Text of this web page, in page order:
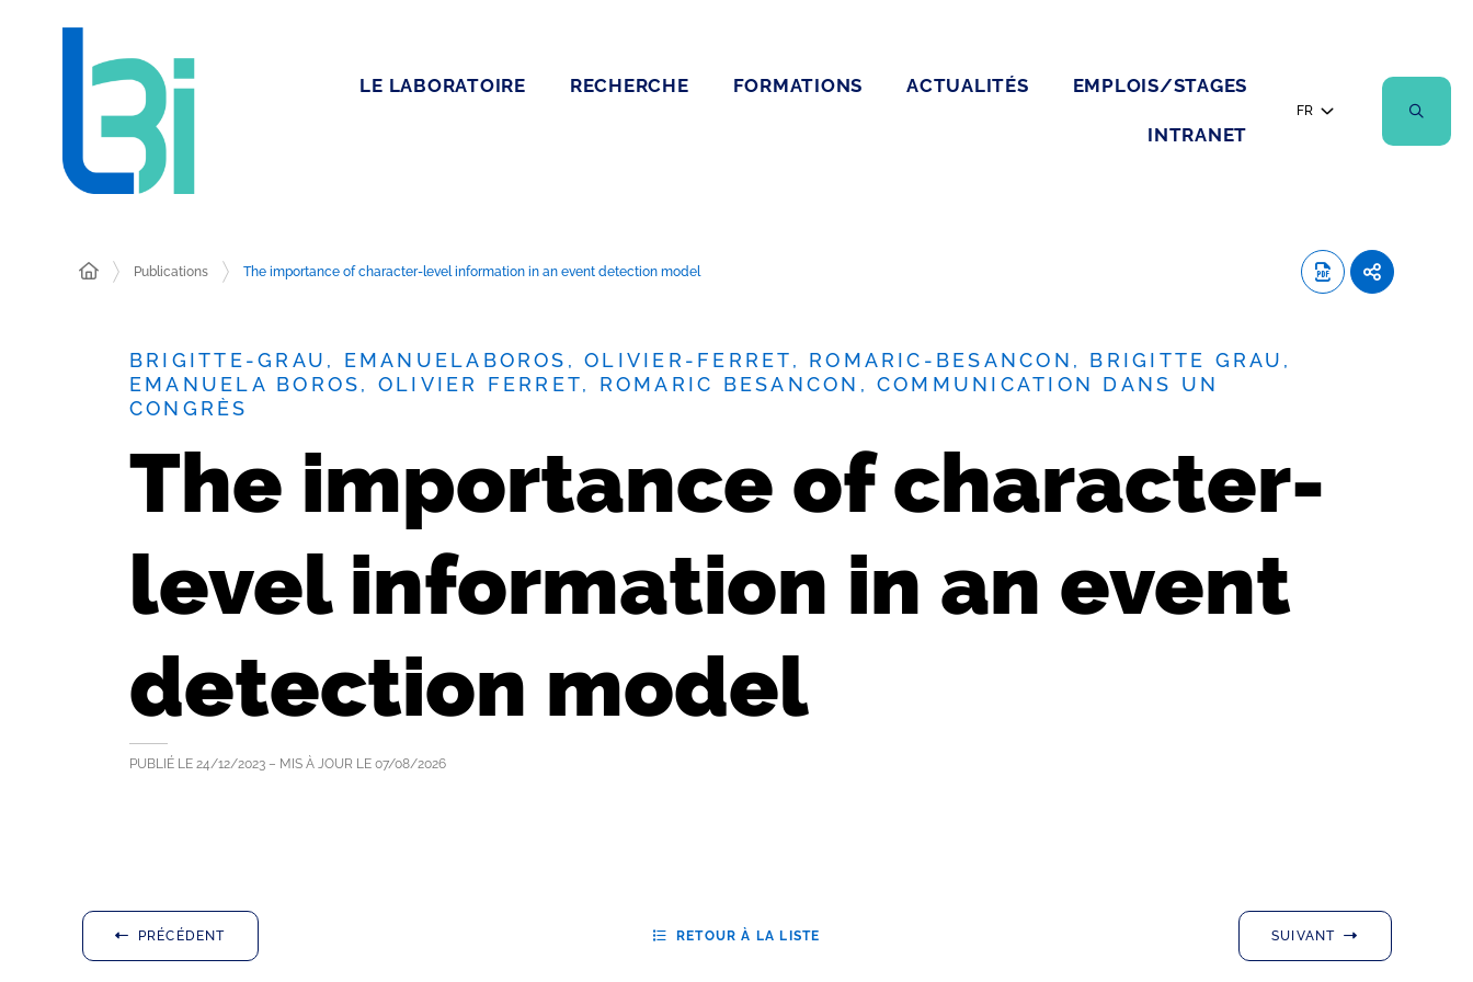
LE LABORATOIRE RECHERCHE FORMATIONS ACTUALITÉS EMPLOIS/STAGES
INTRANET
FR
Publications The importance of character-level information in an event detection model
BRIGITTE-GRAU, EMANUELABOROS, OLIVIER-FERRET, ROMARIC-BESANCON, BRIGITTE GRAU,
EMANUELA BOROS, OLIVIER FERRET, ROMARIC BESANCON, COMMUNICATION DANS UN
CONGRÈS
The importance of character-
level information in an event
detection model
PUBLIÉ LE 24/12/2023 – MIS À JOUR LE 07/08/2026
PRÉCÉDENT RETOUR À LA LISTE SUIVANT